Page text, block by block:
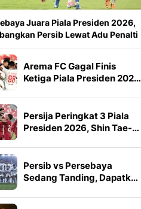
Juara Piala Presiden 2026,
Persib Lewat Adu Penalti
Arema FC Gagal Finis
Ketiga Piala Presiden 202…
Persija Peringkat 3 Piala
Presiden 2026, Shin Tae-…
Persib vs Persebaya
Sedang Tanding, Dapatk…